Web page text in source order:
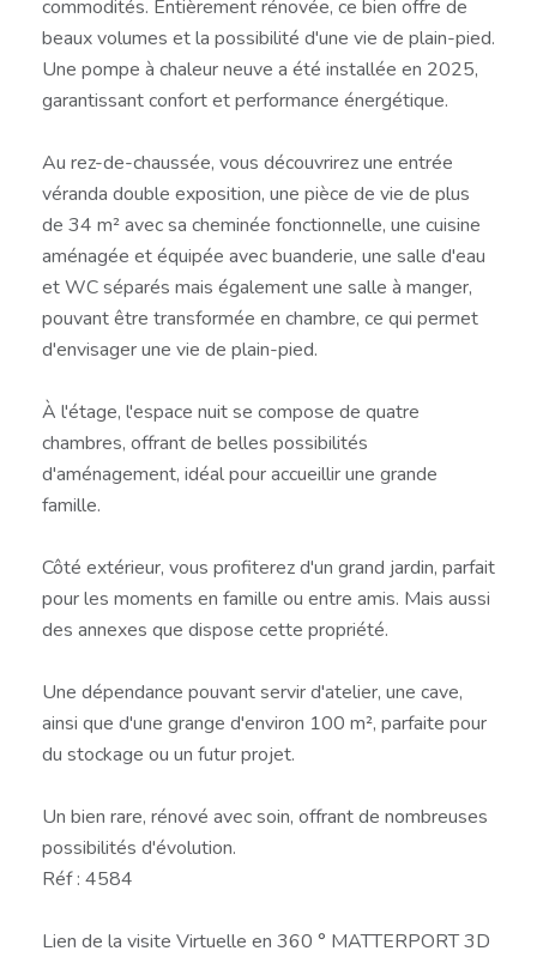
commodités. Entièrement rénovée, ce bien offre de
beaux volumes et la possibilité d'une vie de plain-pied.
Une pompe à chaleur neuve a été installée en 2025,
garantissant confort et performance énergétique.
Au rez-de-chaussée, vous découvrirez une entrée
véranda double exposition, une pièce de vie de plus
de 34 m² avec sa cheminée fonctionnelle, une cuisine
aménagée et équipée avec buanderie, une salle d'eau
et WC séparés mais également une salle à manger,
pouvant être transformée en chambre, ce qui permet
d'envisager une vie de plain-pied.
À l'étage, l'espace nuit se compose de quatre
chambres, offrant de belles possibilités
d'aménagement, idéal pour accueillir une grande
famille.
Côté extérieur, vous profiterez d'un grand jardin, parfait
pour les moments en famille ou entre amis. Mais aussi
des annexes que dispose cette propriété.
Une dépendance pouvant servir d'atelier, une cave,
ainsi que d'une grange d'environ 100 m², parfaite pour
du stockage ou un futur projet.
Un bien rare, rénové avec soin, offrant de nombreuses
possibilités d'évolution.
Réf : 4584
Lien de la visite Virtuelle en 360 ° MATTERPORT 3D